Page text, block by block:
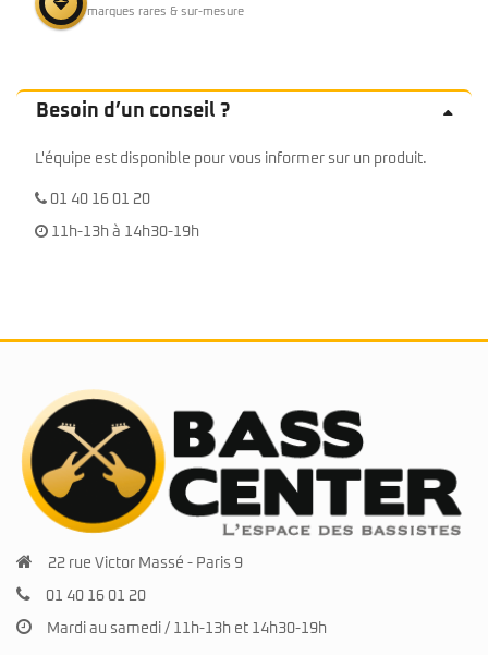
marques rares & sur-mesure
Besoin d’un conseil ?
L'équipe est disponible pour vous informer sur un produit.
01 40 16 01 20
11h-13h à 14h30-19h
22 rue Victor Massé - Paris 9
01 40 16 01 20
Mardi au samedi / 11h-13h et 14h30-19h